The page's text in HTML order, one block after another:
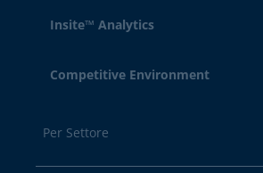
Insite™ Analytics
Competitive Environment
Per Settore